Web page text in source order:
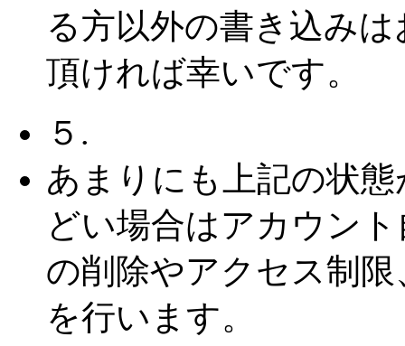
る方以外の書き込みは
頂ければ幸いです。
５.
あまりにも上記の状態
どい場合はアカウント
の削除やアクセス制限
を行います。